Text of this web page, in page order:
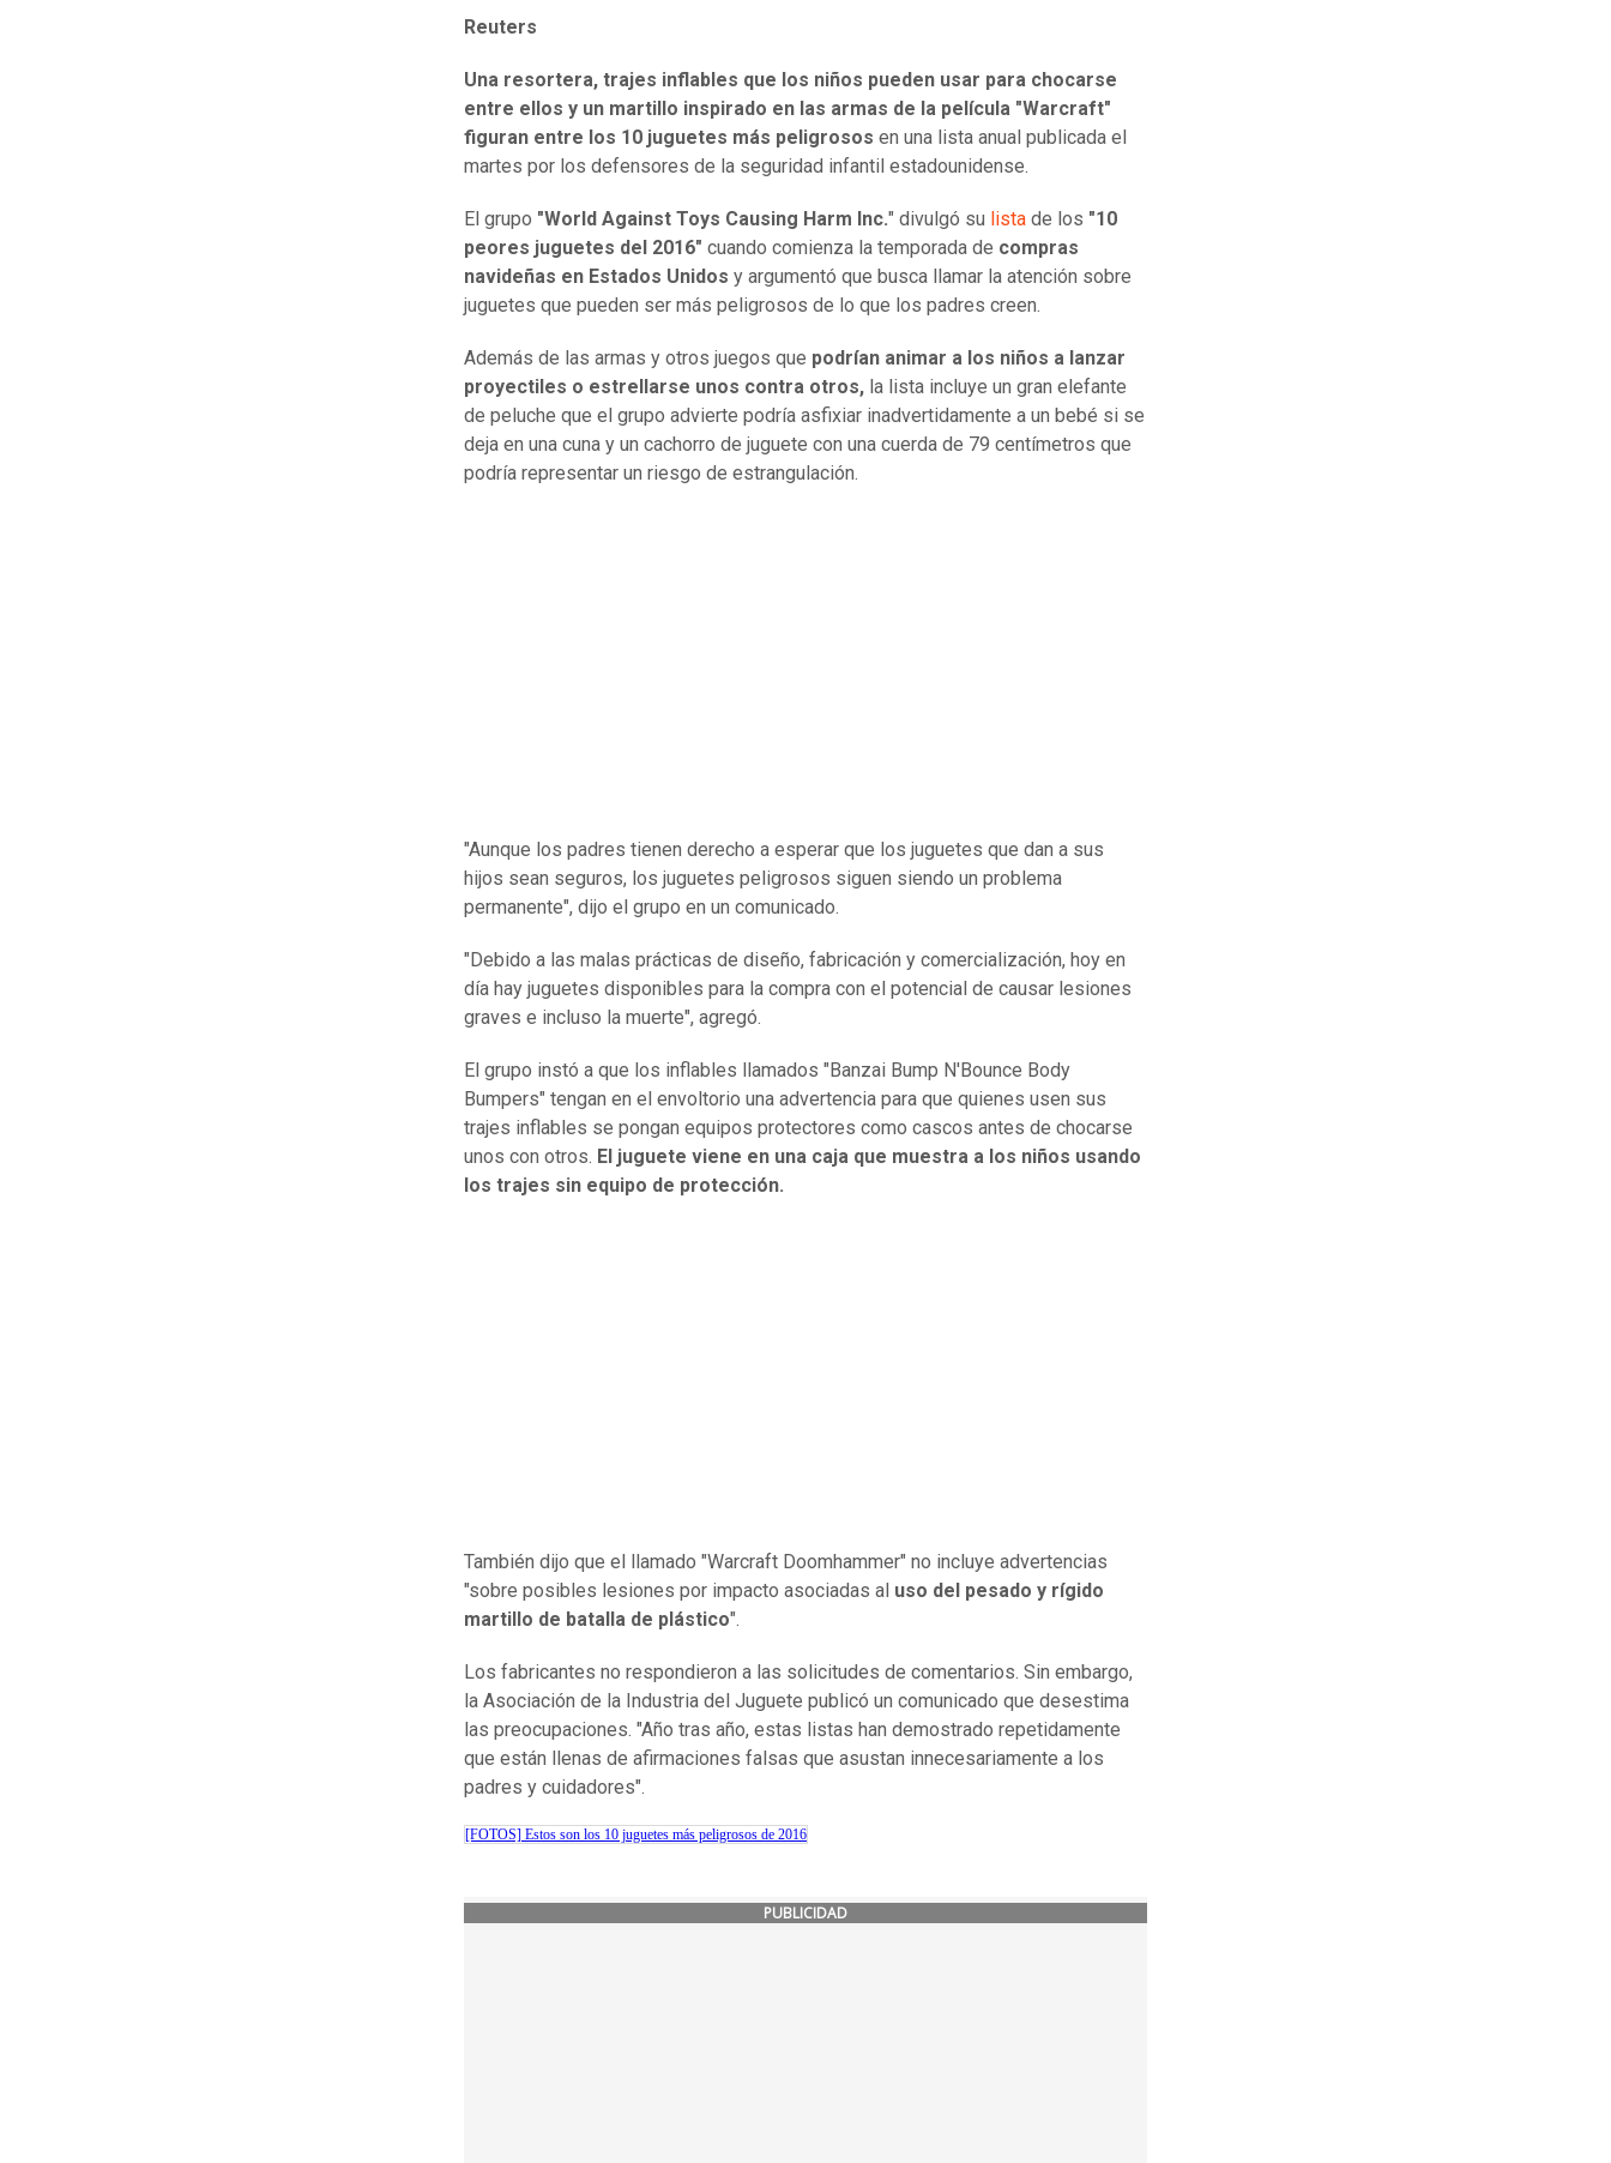
Reuters
Una resortera, trajes inflables que los niños pueden usar para chocarse
entre ellos y un martillo inspirado en las armas de la película "Warcraft"
figuran entre los 10 juguetes más peligrosos en una lista anual publicada el
martes por los defensores de la seguridad infantil estadounidense.
El grupo "World Against Toys Causing Harm Inc." divulgó su lista de los "10
peores juguetes del 2016" cuando comienza la temporada de compras
navideñas en Estados Unidos y argumentó que busca llamar la atención sobre
juguetes que pueden ser más peligrosos de lo que los padres creen.
Además de las armas y otros juegos que podrían animar a los niños a lanzar
proyectiles o estrellarse unos contra otros, la lista incluye un gran elefante
de peluche que el grupo advierte podría asfixiar inadvertidamente a un bebé si se
deja en una cuna y un cachorro de juguete con una cuerda de 79 centímetros que
podría representar un riesgo de estrangulación.
"Aunque los padres tienen derecho a esperar que los juguetes que dan a sus
hijos sean seguros, los juguetes peligrosos siguen siendo un problema
permanente", dijo el grupo en un comunicado.
"Debido a las malas prácticas de diseño, fabricación y comercialización, hoy en
día hay juguetes disponibles para la compra con el potencial de causar lesiones
graves e incluso la muerte", agregó.
El grupo instó a que los inflables llamados "Banzai Bump N'Bounce Body
Bumpers" tengan en el envoltorio una advertencia para que quienes usen sus
trajes inflables se pongan equipos protectores como cascos antes de chocarse
unos con otros. El juguete viene en una caja que muestra a los niños usando
los trajes sin equipo de protección.
También dijo que el llamado "Warcraft Doomhammer" no incluye advertencias
"sobre posibles lesiones por impacto asociadas al uso del pesado y rígido
martillo de batalla de plástico".
Los fabricantes no respondieron a las solicitudes de comentarios. Sin embargo,
la Asociación de la Industria del Juguete publicó un comunicado que desestima
las preocupaciones. "Año tras año, estas listas han demostrado repetidamente
que están llenas de afirmaciones falsas que asustan innecesariamente a los
padres y cuidadores".
[FOTOS] Estos son los 10 juguetes más peligrosos de 2016
PUBLICIDAD